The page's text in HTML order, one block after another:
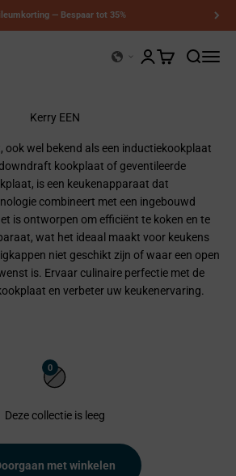
— Bespaar tot 35%
Zoeken
Accountpagina
Winkelwagen
Kerry EEN
ook wel bekend als een inductiekookplaat
kookplaat of geventileerde
is een keukenapparaat dat
combineert met een ingebouwd
is ontworpen om efficiënt te koken en te
wat het ideaal maakt voor keukens
niet geschikt zijn of waar een open
is. Ervaar culinaire perfectie met de
en verbeter uw keukenervaring.
0
Deze collectie is leeg
met winkelen